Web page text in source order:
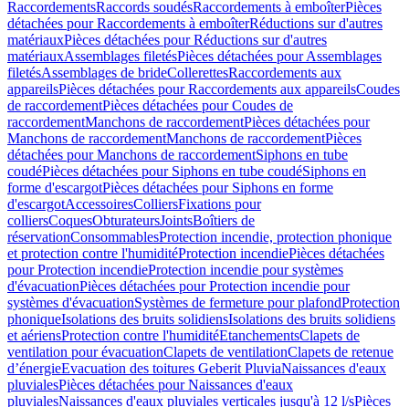
RaccordementsRaccords soudésRaccordements à emboîterPièces
détachées pour Raccordements à emboîterRéductions sur d'autres
matériauxPièces détachées pour Réductions sur d'autres
matériauxAssemblages filetésPièces détachées pour Assemblages
filetésAssemblages de brideCollerettesRaccordements aux
appareilsPièces détachées pour Raccordements aux appareilsCoudes
de raccordementPièces détachées pour Coudes de
raccordementManchons de raccordementPièces détachées pour
Manchons de raccordementManchons de raccordementPièces
détachées pour Manchons de raccordementSiphons en tube
coudéPièces détachées pour Siphons en tube coudéSiphons en
forme d'escargotPièces détachées pour Siphons en forme
d'escargotAccessoiresColliersFixations pour
colliersCoquesObturateursJointsBoîtiers de
réservationConsommablesProtection incendie, protection phonique
et protection contre l'humiditéProtection incendiePièces détachées
pour Protection incendieProtection incendie pour systèmes
d'évacuationPièces détachées pour Protection incendie pour
systèmes d'évacuationSystèmes de fermeture pour plafondProtection
phoniqueIsolations des bruits solidiensIsolations des bruits solidiens
et aériensProtection contre l'humiditéEtanchementsClapets de
ventilation pour évacuationClapets de ventilationClapets de retenue
d’énergieEvacuation des toitures Geberit PluviaNaissances d'eaux
pluvialesPièces détachées pour Naissances d'eaux
pluvialesNaissances d'eaux pluviales verticales jusqu'à 12 l/sPièces